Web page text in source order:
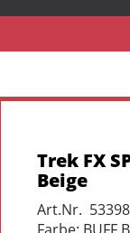
Trek FX
Beige
Art.Nr.